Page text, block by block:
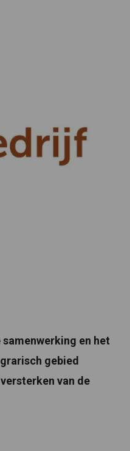
en het
gebied
van de